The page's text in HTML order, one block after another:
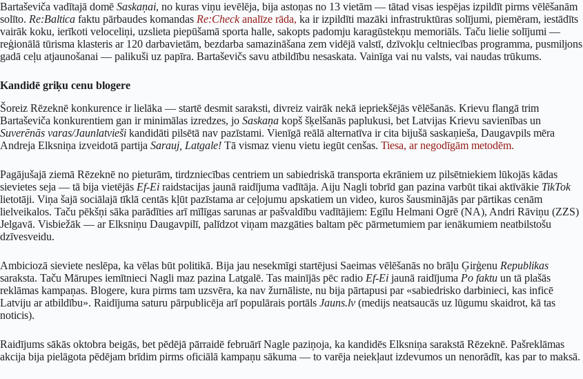
Bartaševiča vadītajā domē Saskaņai, no kuras viņu ievēlēja, bija astoņas no 13 vietām — tātad visas iespējas izpildīt pirms vēlēšanām
solīto. Re:Baltica faktu pārbaudes komandas Re:Checkanalīze rāda, ka ir izpildīti mazāki infrastruktūras solījumi, piemēram, iestādīts
vairāk koku, ierīkoti veloceliņi, uzslieta piepūšamā sporta halle, sakopts padomju karagūstekņu memoriāls. Taču lielie solījumi —
reģionālā tūrisma klasteris ar 120 darbavietām, bezdarba samazināšana zem vidējā valstī, dzīvokļu celtniecības programma, pusmiljons
gadā ceļu atjaunošanai — palikuši uz papīra. Bartaševičs savu atbildību nesaskata. Vainīga vai nu valsts, vai naudas trūkums.
Kandidē griķu cenu blogere
Šoreiz Rēzeknē konkurence ir lielāka — startē desmit saraksti, divreiz vairāk nekā iepriekšējās vēlēšanās. Krievu flangā trim
Bartaševiča konkurentiem gan ir minimālas izredzes, jo Saskaņa kopš šķelšanās paplukusi, bet Latvijas Krievu savienības un
Suverēnās varas/Jaunlatvieši kandidāti pilsētā nav pazīstami. Vienīgā reālā alternatīva ir cita bijušā saskaņieša, Daugavpils mēra
Andreja Elksniņa izveidotā partija Sarauj, Latgale! Tā vismaz vienu vietu iegūt cenšas. Tiesa, ar negodīgām metodēm.
Pagājušajā ziemā Rēzeknē no pieturām, tirdzniecības centriem un sabiedriskā transporta ekrāniem uz pilsētniekiem lūkojās kādas
sievietes seja — tā bija vietējās Ef-Ei raidstacijas jaunā raidījuma vadītāja. Aiju Nagli tobrīd gan pazina varbūt tikai aktīvākie TikTok
lietotāji. Viņa šajā sociālajā tīklā centās kļūt pazīstama ar ceļojumu apskatiem un video, kuros šausminājās par pārtikas cenām
lielveikalos. Taču pēkšņi sāka parādīties arī mīlīgas sarunas ar pašvaldību vadītājiem: Egīlu Helmani Ogrē (NA), Andri Rāviņu (ZZS)
Jelgavā. Visbiežāk — ar Elksniņu Daugavpilī, palīdzot viņam mazgāties baltam pēc pārmetumiem par ienākumiem neatbilstošu
dzīvesveidu.
Ambiciozā sieviete neslēpa, ka vēlas būt politikā. Bija jau nesekmīgi startējusi Saeimas vēlēšanās no brāļu Ģirģenu Republikas
saraksta. Taču Mārupes iemītnieci Nagli maz pazina Latgalē. Tas mainījās pēc radio Ef-Ei jaunā raidījuma Po faktu un tā plašās
reklāmas kampaņas. Blogere, kura pirms tam uzsvēra, ka nav žurnāliste, nu bija pārtapusi par «sabiedrisko darbinieci, kas inficē
Latviju ar atbildību». Raidījuma saturu pārpublicēja arī populārais portāls Jauns.lv (medijs neatsaucās uz lūgumu skaidrot, kā tas
noticis).
Raidījums sākās oktobra beigās, bet pēdējā pārraidē februārī Nagle paziņoja, ka kandidēs Elksniņa sarakstā Rēzeknē. Pašreklāmas
akcija bija pielāgota pēdējam brīdim pirms oficiālā kampaņu sākuma — to varēja neiekļaut izdevumos un nenorādīt, kas par to maksā.